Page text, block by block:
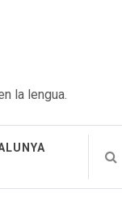
la lengua.